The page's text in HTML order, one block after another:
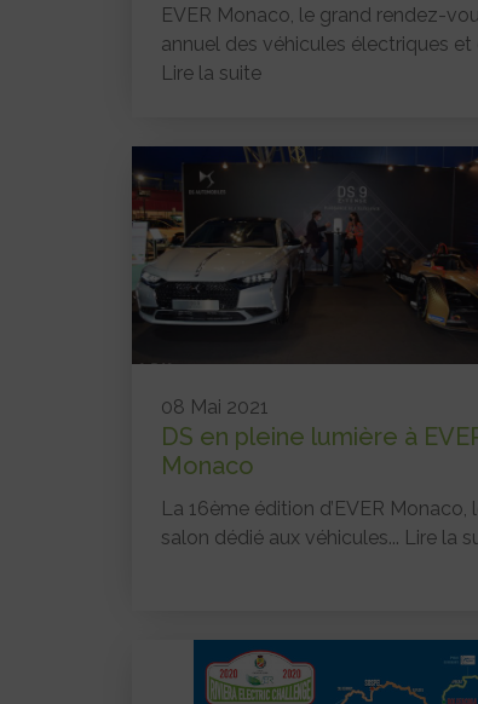
EVER Monaco, le grand rendez-
annuel des véhicules électriques et
Lire la suite
08 Mai 2021
DS en pleine lumière à
Monaco
La 16ème édition d’EVER Monaco,
salon dédié aux véhicules... Lire la